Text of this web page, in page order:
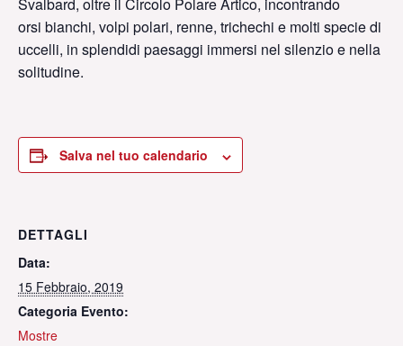
Svalbard, oltre il Circolo Polare Artico, incontrando
orsi bianchi, volpi polari, renne, trichechi e molti specie di
uccelli, in splendidi paesaggi immersi nel silenzio e nella
solitudine.
Salva nel tuo calendario
DETTAGLI
Data:
15 Febbraio, 2019
Categoria Evento:
Mostre